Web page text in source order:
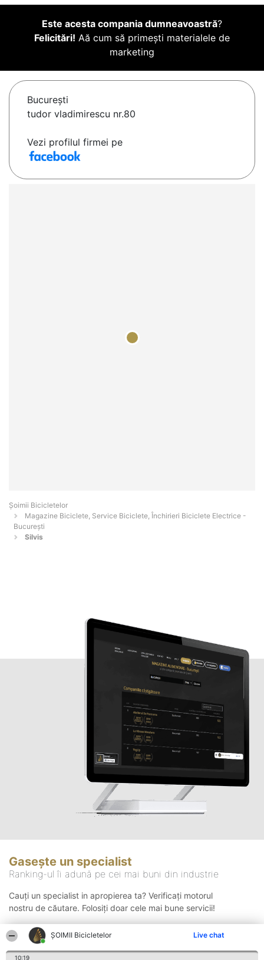
ȘOIMII Bicicletelor Live chat
10:19
Este acesta compania dumneavoastră?
Felicitări! Aă cum să primești materialele de
marketing
Bucureşti
tudor vladimirescu nr.80
Vezi profilul firmei pe
Șoimii Bicicletelor
Magazine Biciclete, Service Biciclete, Închirieri Biciclete Electrice -
Bucureşti
Silvis
Gasește un specialist
Ranking-ul îi adună pe cei mai buni din industrie
Cauți un specialist in apropierea ta? Verificați motorul
nostru de căutare. Folosiți doar cele mai bune servicii!